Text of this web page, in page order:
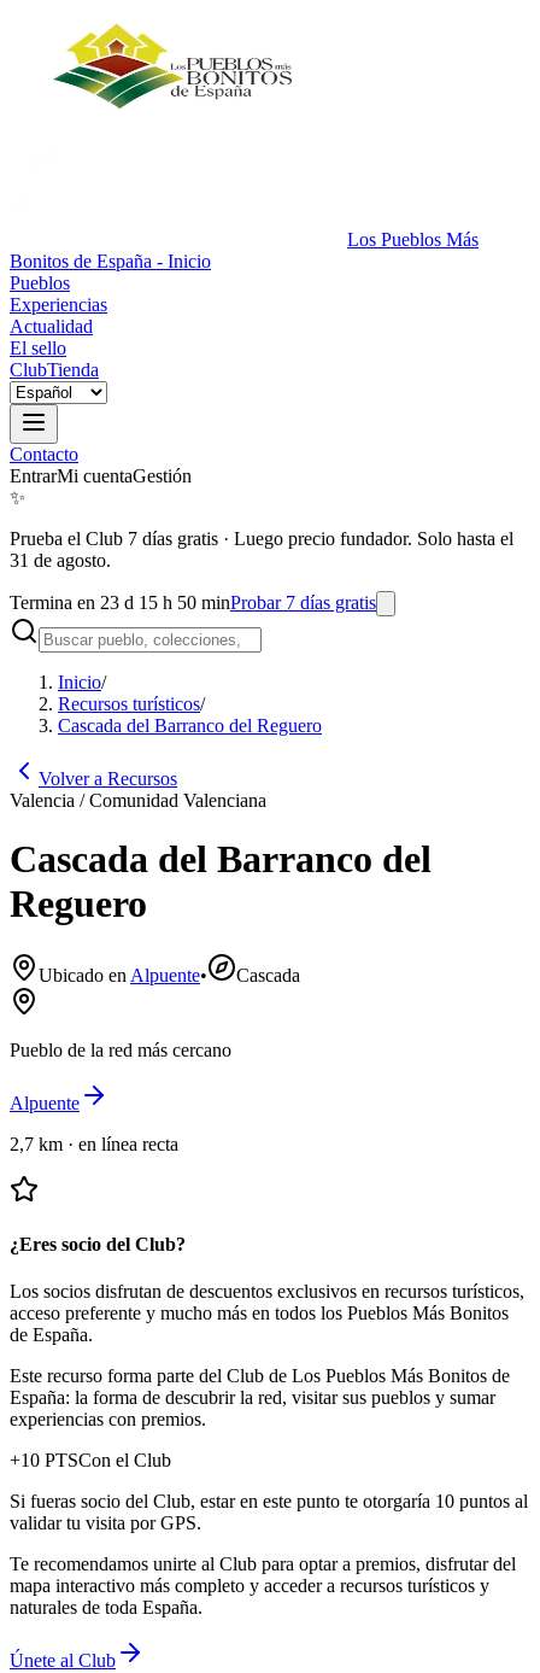
Los Pueblos Más
Bonitos de España - Inicio
Pueblos
Experiencias
Actualidad
El sello
ClubTienda
Contacto
EntrarMi cuentaGestión
✨
Prueba el Club 7 días gratis · Luego precio fundador. Solo hasta el
31 de agosto.
Termina en 23 d 15 h 50 minProbar 7 días gratis
Inicio/
Recursos turísticos/
Cascada del Barranco del Reguero
Volver a Recursos
Valencia / Comunidad Valenciana
Cascada del Barranco del
Reguero
Ubicado en Alpuente• Cascada
Pueblo de la red más cercano
Alpuente
2,7 km · en línea recta
¿Eres socio del Club?
Los socios disfrutan de descuentos exclusivos en recursos turísticos,
acceso preferente y mucho más en todos los Pueblos Más Bonitos
de España.
Este recurso forma parte del Club de Los Pueblos Más Bonitos de
España: la forma de descubrir la red, visitar sus pueblos y sumar
experiencias con premios.
+10 PTSCon el Club
Si fueras socio del Club, estar en este punto te otorgaría 10 puntos al
validar tu visita por GPS.
Te recomendamos unirte al Club para optar a premios, disfrutar del
mapa interactivo más completo y acceder a recursos turísticos y
naturales de toda España.
Únete al Club